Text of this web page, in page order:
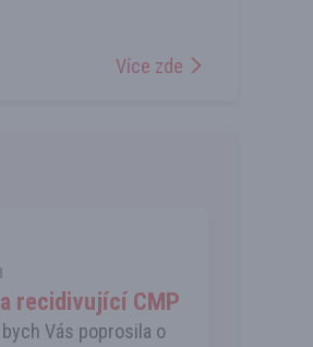
Více zde
recidivující CMP
bych Vás poprosila o